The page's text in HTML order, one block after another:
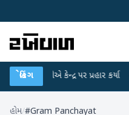
બ્રેકિંગ
ગાંધીએ કેન્દ્ર પર પ્રહાર કર્યા ●
હોમ/#Gram Panchayat